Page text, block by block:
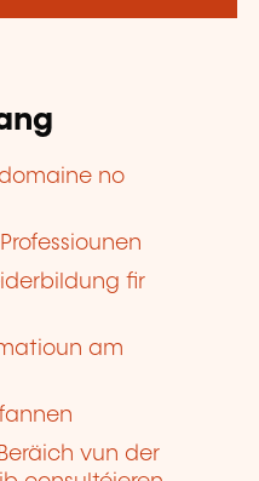
no
fir
am
vun der